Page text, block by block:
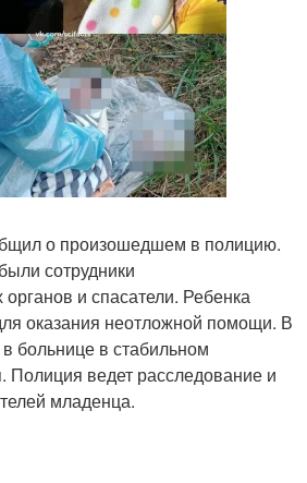
о произошедшем в полицию.
сотрудники
и спасатели. Ребенка
оказания неотложной помощи. В
больнице в стабильном
Полиция ведет расследование и
младенца.